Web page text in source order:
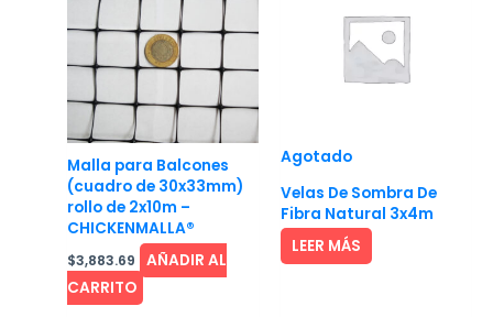
Malla para Balcones
(cuadro de 30x33mm)
rollo de 2x10m –
CHICKENMALLA®
$3,883.69
AÑADIR AL
CARRITO
Agotado
Velas De Sombra De
Fibra Natural 3x4m
LEER MÁS